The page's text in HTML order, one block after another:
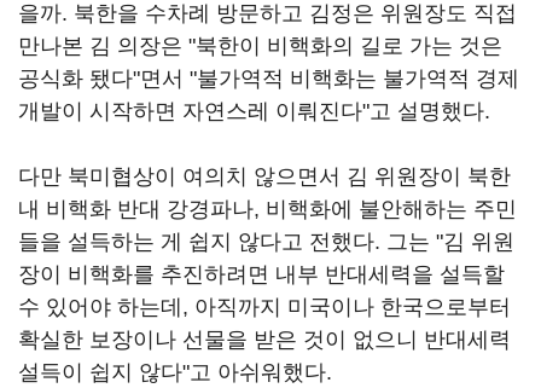
을까. 북한을 수차례 방문하고 김정은 위원장도 직접
만나본 김 의장은 "북한이 비핵화의 길로 가는 것은
공식화 됐다"면서 "불가역적 비핵화는 불가역적 경제
개발이 시작하면 자연스레 이뤄진다"고 설명했다.
다만 북미협상이 여의치 않으면서 김 위원장이 북한
내 비핵화 반대 강경파나, 비핵화에 불안해하는 주민
들을 설득하는 게 쉽지 않다고 전했다. 그는 "김 위원
장이 비핵화를 추진하려면 내부 반대세력을 설득할
수 있어야 하는데, 아직까지 미국이나 한국으로부터
확실한 보장이나 선물을 받은 것이 없으니 반대세력
설득이 쉽지 않다"고 아쉬워했다.